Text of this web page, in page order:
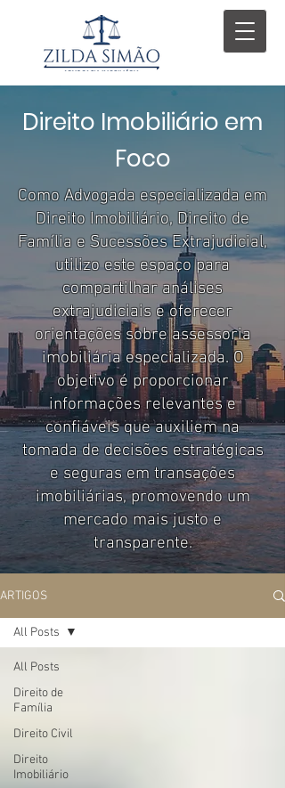
Direito Imobiliário em
Foco
Como Advogada especializada em
Direito Imobiliário, Direito de
Família e Sucessões Extrajudicial,
utilizo este espaço para
compartilhar análises
extrajudiciais e oferecer
orientações sobre assessoria
imobiliária especializada. O
objetivo é proporcionar
informações relevantes e
confiáveis que auxiliem na
tomada de decisões estratégicas
e seguras em transações
imobiliárias, promovendo um
mercado mais justo e
transparente.
ARTIGOS
All Posts
Direito de
Família
Direito Civil
Direito
Imobiliário
All Posts